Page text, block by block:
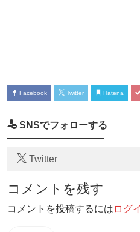
Facebook Twitter Hatena
SNSでフォローする
Twitter
コメントを残す
コメントを投稿するには ログ